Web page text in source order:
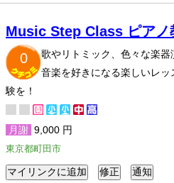
Music Step Class ピアノ
0
歌やリトミック、色々な楽器
音楽を好きになる楽しいレ
験を！
月謝 9,000 円
東京都町田市